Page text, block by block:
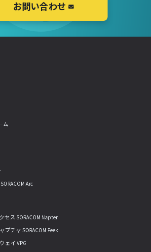
お問い合わせ
ム
Arc
セス SORACOM Napter
チャ SORACOM Peek
ェイ VPG